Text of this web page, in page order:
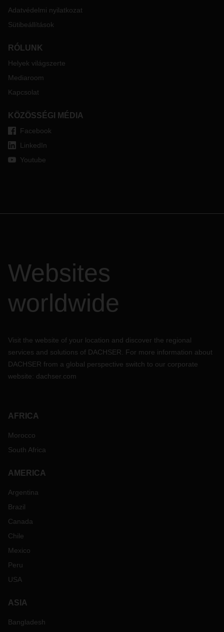
Adatvédelmi nyilatkozat
Sütibeállítások
RÓLUNK
Helyek világszerte
Mediaroom
Kapcsolat
KÖZÖSSÉGI MÉDIA
Facebook
LinkedIn
Youtube
Websites
worldwide
Visit the website of your location and discover the regional
services and solutions of DACHSER. For more information about
DACHSER from a global perspective switch to our corporate
website: dachser.com
AFRICA
Morocco
South Africa
AMERICA
Argentina
Brazil
Canada
Chile
Mexico
Peru
USA
ASIA
Bangladesh